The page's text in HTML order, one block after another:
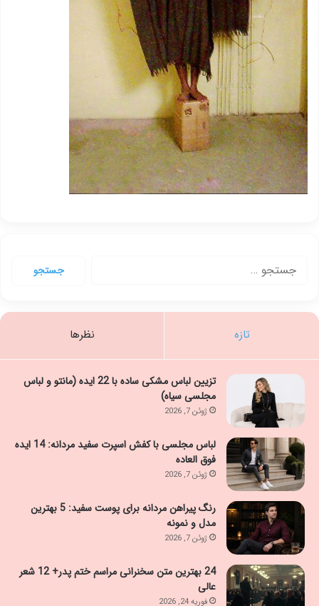
تازه نظرها
تزیین لباس مشکی ساده با 22 ایده (مانتو و لباس
مجلسی سیاه)
ژوئن 7, 2026
لباس مجلسی با کفش اسپرت سفید مردانه: 14 ایده
فوق العاده
ژوئن 7, 2026
رنگ پیراهن مردانه برای پوست سفید: 5 بهترین
مدل و نمونه
ژوئن 7, 2026
24 بهترین متن سخنرانی مراسم ختم پدر+ 12 شعر
عالی
فوریه 24, 2026